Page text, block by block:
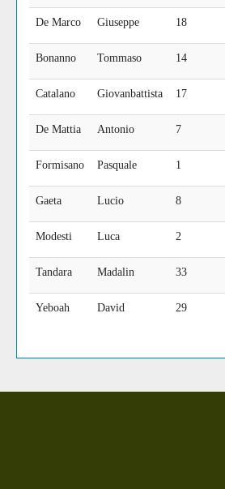
De Marco Giuseppe 18
Bonanno Tommaso 14
Catalano Giovanbattista 17
De Mattia Antonio 7
Formisano Pasquale 1
Gaeta Lucio 8
Modesti Luca 2
Tandara Madalin 33
Yeboah David 29